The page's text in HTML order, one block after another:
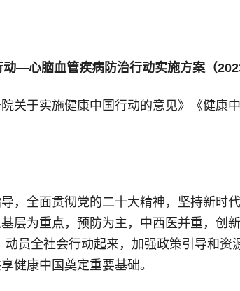
动—心脑血管疾病防治行动实施方案（
关于实施健康中国行动的意见》《健康
，全面贯彻党的二十大精神，坚持新
层为重点，预防为主，中西医并重，创
员全社会行动起来，加强政策引导和
健康中国奠定重要基础。